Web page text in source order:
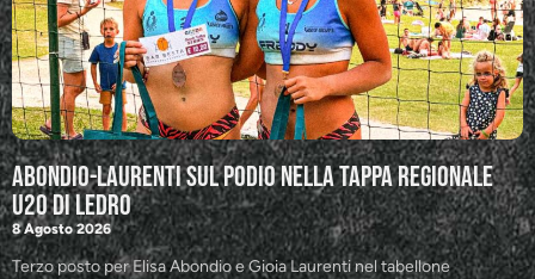
Abondio-Laurenti sul podio nella tappa regionale
U20 di Ledro
8 Agosto 2026
Terzo posto per Elisa Abondio e Gioia Laurenti nel tabellone